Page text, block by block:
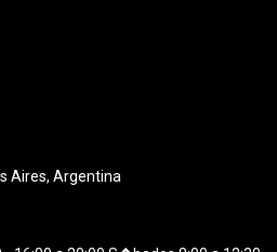
Aires, Argentina